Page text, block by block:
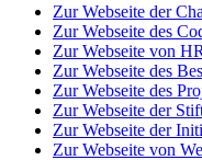
Zur Webseite der
Zur Webseite des
Zur Webseite von
Zur Webseite des
Zur Webseite des
Zur Webseite der
Zur Webseite der
Zur Webseite von